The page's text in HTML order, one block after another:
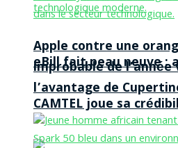
eBill fait peau neuve :
CAMTEL joue sa
Apple contre une
improbable de
l’avantage de